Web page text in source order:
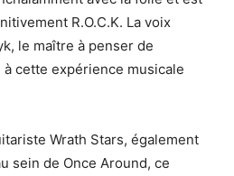
R.O.C.K. La voix
le maître à penser de
cette expérience musicale
Wrath Stars, également
sein de Once Around, ce